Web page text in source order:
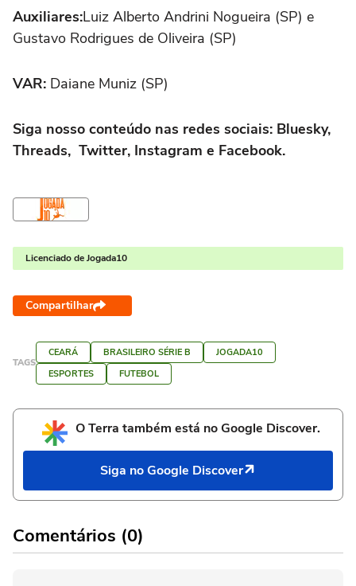
Auxiliares:Luiz Alberto Andrini Nogueira (SP) e
Gustavo Rodrigues de Oliveira (SP)
VAR: Daiane Muniz (SP)
Siga nosso conteúdo nas redes sociais: Bluesky,
Threads, Twitter, Instagram e Facebook.
Licenciado de Jogada10
Compartilhar
TAGS
CEARÁ BRASILEIRO SÉRIE B
JOGADA10
ESPORTES
FUTEBOL
O Terra também está no Google Discover.
Siga no Google Discover
Comentários (0)